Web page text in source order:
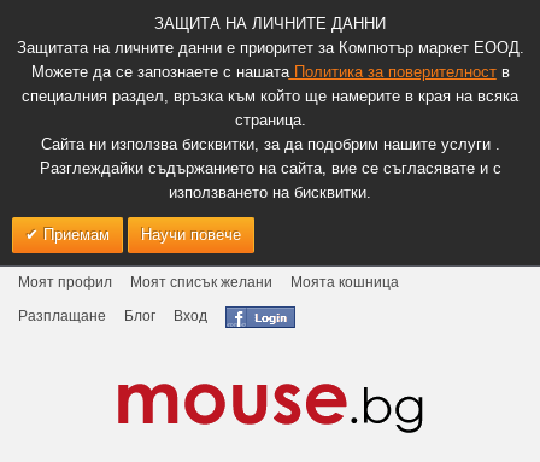
ЗАЩИТА НА ЛИЧНИТЕ ДАННИ
Защитата на личните данни е приоритет за Компютър маркет ЕООД.
Можете да се запознаете с нашатаПолитика за поверителноств
специалния раздел, връзка към който ще намерите в края на всяка
страница.
Сайта ни използва бисквитки, за да подобрим нашите услуги .
Разглеждайки съдържанието на сайта, вие се съгласявате и с
използването на бисквитки.
Приемам Научи повече
Моят профил Моят списък желани
Моята кошница
Разплащане
Блог Вход